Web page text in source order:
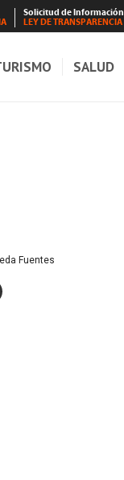
Solicitud de Información
LEY DE TRANSPARENCIA
SALUD
Fuentes